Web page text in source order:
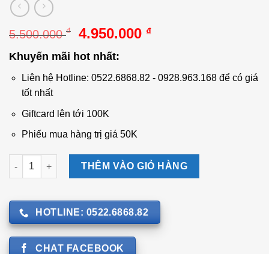
5.500.000₫
Giá
là:
5.500.000 ₫.
4.950.000 ₫Giá
là:
Khuyến mãi hot nhất:
Liên hệ Hotline: 0522.6868.82 - 0928.963.168 để có giá
tốt nhất
Giftcard lên tới 100K
Phiếu mua hàng trị giá 50K
Máy lọc nước RO+OZONE+ION KIỀM Kiểu âm tủ bếp - Bán vỏ
THÊM VÀO GIỎ HÀNG
HOTLINE: 0522.6868.82
CHAT FACEBOOK